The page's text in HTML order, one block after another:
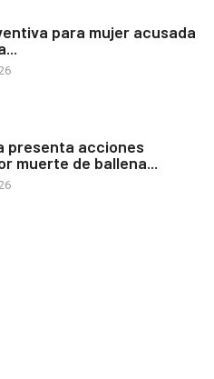
para mujer acusada
presenta acciones
muerte de ballena...